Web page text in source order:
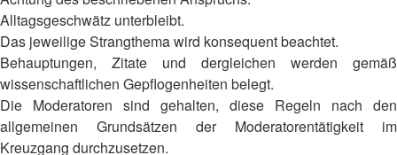
Alltagsgeschwätz unterbleibt.
Das jeweilige Strangthema wird konsequent beachtet.
Behauptungen, Zitate und dergleichen werden gemäß
wissenschaftlichen Gepflogenheiten belegt.
Die Moderatoren sind gehalten, diese Regeln nach den
allgemeinen Grundsätzen der Moderatorentätigkeit im
Kreuzgang durchzusetzen.